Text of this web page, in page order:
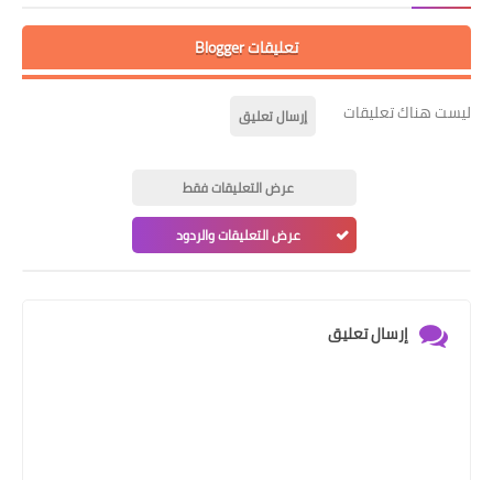
تعليقات Blogger
ليست هناك تعليقات إرسال تعليق
عرض التعليقات فقط
عرض التعليقات والردود
إرسال تعليق